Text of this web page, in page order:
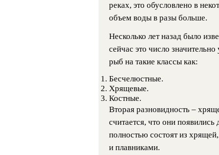
реках, это обусловлено в
объем воды в разы больше.
Несколько лет назад было
сейчас это число
рыб на такие классы как:
Бесчелюстные.
Хрящевые.
Костные.
Вторая разновидность –
считается, что они
полностью состоят из
и плавниками.